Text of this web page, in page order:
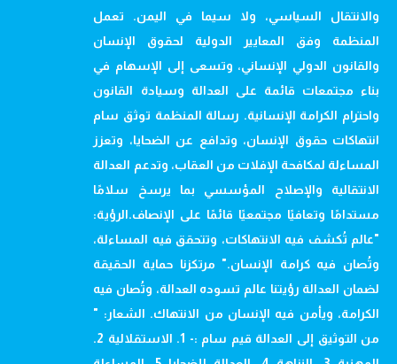
والانتقال السياسي، ولا سيما في اليمن. تعمل
المنظمة وفق المعايير الدولية لحقوق الإنسان
والقانون الدولي الإنساني، وتسعى إلى الإسهام في
بناء مجتمعات قائمة على العدالة وسيادة القانون
واحترام الكرامة الإنسانية. رسالة المنظمة توثق سام
انتهاكات حقوق الإنسان، وتدافع عن الضحايا، وتعزز
المساءلة لمكافحة الإفلات من العقاب، وتدعم العدالة
الانتقالية والإصلاح المؤسسي بما يرسخ سلامًا
مستدامًا وتعافيًا مجتمعيًا قائمًا على الإنصاف.الرؤية:
"عالم تُكشف فيه الانتهاكات، وتتحقق فيه المساءلة،
وتُصان فيه كرامة الإنسان." مرتكزنا حماية الحقيقة
لضمان العدالة رؤيتنا عالم تسوده العدالة، وتُصان فيه
الكرامة، ويأمن فيه الإنسان من الانتهاك. الشعار: "
من التوثيق إلى العدالة قيم سام :- 1. الاستقلالية 2.